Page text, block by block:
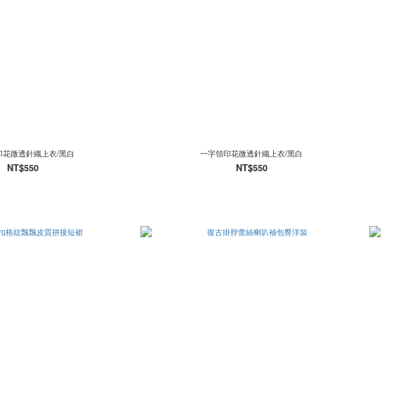
微透針織上衣/黑白
NT$550
一字領印花微透針織上衣/黑白
NT$550